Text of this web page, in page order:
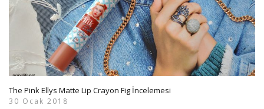
The Pink Ellys Matte Lip Crayon Fig İncelemesi
30 Ocak 2018